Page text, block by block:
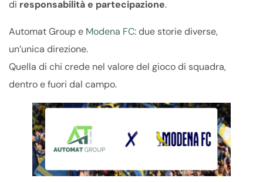
di responsabilità e partecipazione.
Automat Group e Modena FC:due storie diverse,
un’unica direzione.
Quella di chi crede nel valore del gioco di squadra,
dentro e fuori dal campo.